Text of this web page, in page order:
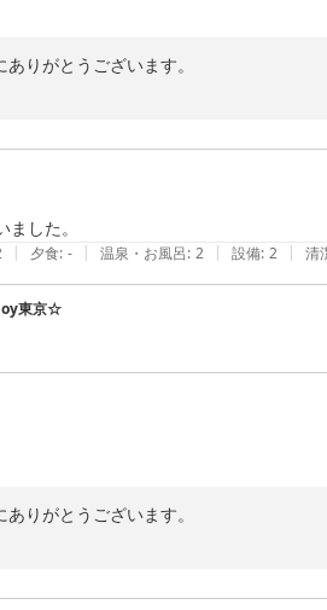
りがとうございます。
申し上げます。
ましたら幸いでございます。
した。
| 夕食: - | 温泉・お風呂: 2 | 設備: 2 | 清
東京☆
りがとうございます。
心より御礼申し上げます。
っており、その点が十分にお伝えでき